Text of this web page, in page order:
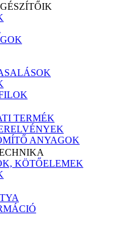
TERMÉK
ANYAGOK
KÖTŐELEMEK